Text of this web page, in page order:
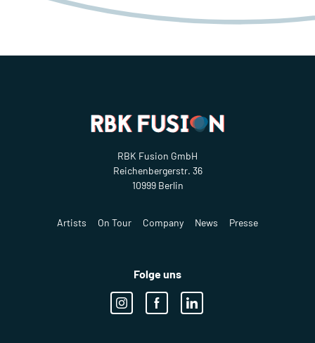
RBK Fusion GmbH
Reichenbergerstr. 36
10999 Berlin
Artists On Tour Company News Presse
Folge uns